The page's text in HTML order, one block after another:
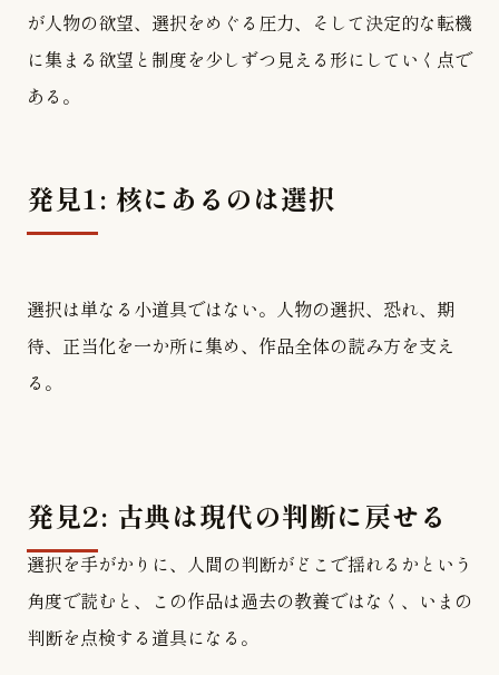
が人物の欲望、選択をめぐる圧力、そして決定的な転機
に集まる欲望と制度を少しずつ見える形にしていく点で
ある。
発見1: 核にあるのは選択
選択は単なる小道具ではない。人物の選択、恐れ、期
待、正当化を一か所に集め、作品全体の読み方を支え
る。
発見2: 古典は現代の判断に戻せる
選択を手がかりに、人間の判断がどこで揺れるかという
角度で読むと、この作品は過去の教養ではなく、いまの
判断を点検する道具になる。